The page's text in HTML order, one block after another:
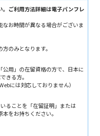
。ご利用方法詳細は電子パンフレ
お時間が異なる場合がございま
のみとなります。
用」の在留資格の方で、日本に
きる方。
には対応しておりません）
ることを「在留証明」または
をお持ちください。